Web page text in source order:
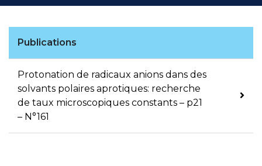
Publications
Protonation de radicaux anions dans des
solvants polaires aprotiques: recherche
de taux microscopiques constants – p21
– N°161